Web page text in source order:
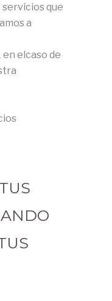
que
a
en elcaso de